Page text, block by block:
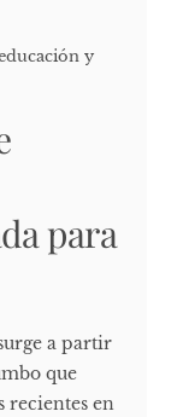
y
para
a partir
que
recientes en